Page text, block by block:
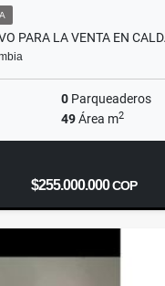
PARA LA VENTA EN
0 Parqueaderos
49Área m2
$255.000.000COP